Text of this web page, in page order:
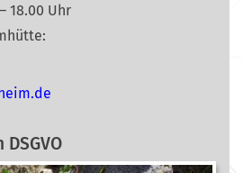
– 18.00 Uhr
ed.mi